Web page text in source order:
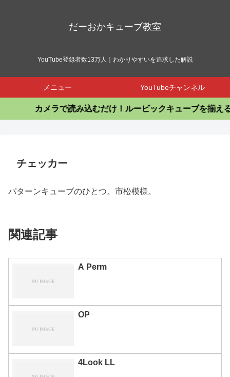
だーおかキューブ教室
YouTube登録者数13万人｜わかりやすいを追求した解説
メニュー YouTubeチャンネル
カメラで読み込むだけ！ルービックキューブを揃える
チェッカー
パターンキューブのひとつ。市松模様。
関連記事
A Perm
OP
4Look LL